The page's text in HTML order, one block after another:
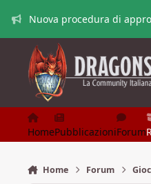
Nuova procedura di
HomePubblicazioniForum
Home Forum